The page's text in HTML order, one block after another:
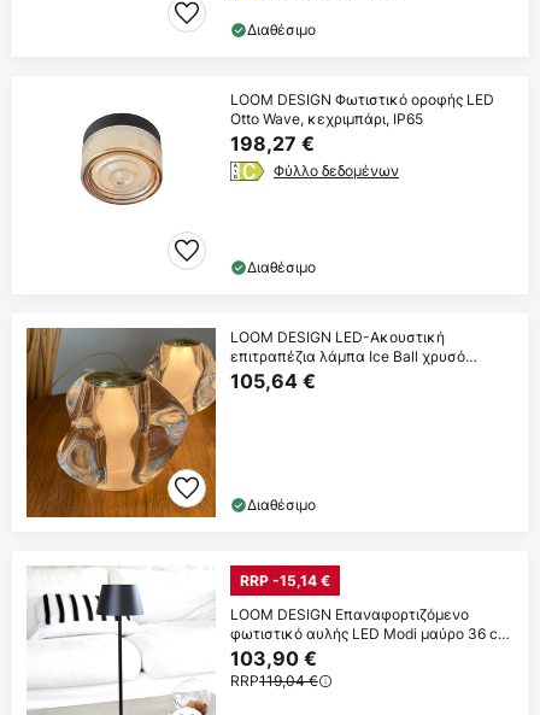
Διαθέσιμο
LOOM DESIGN Φωτιστικό οροφής LED
Otto Wave, κεχριμπάρι, IP65
198,27 €
Φύλλο δεδομένων
Διαθέσιμο
LOOM DESIGN LED-Ακουστική
επιτραπέζια λάμπα Ice Ball χρυσό
χρώμα Ø 10,5cm
105,64 €
Διαθέσιμο
RRP -15,14 €
LOOM DESIGN Επαναφορτιζόμενο
φωτιστικό αυλής LED Modi μαύρο 36 cm
CCT
103,90 €
RRP119,04 €